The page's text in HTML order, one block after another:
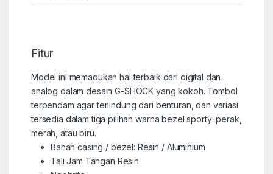
Fitur
Model ini memadukan hal terbaik dari digital dan
analog dalam desain G-SHOCK yang kokoh. Tombol
terpendam agar terlindung dari benturan, dan variasi
tersedia dalam tiga pilihan warna bezel sporty: perak,
merah, atau biru.
Bahan casing / bezel: Resin / Aluminium
Tali Jam Tangan Resin